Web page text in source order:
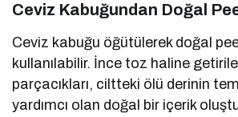
Ceviz Kabuğundan Doğal
Ceviz kabuğu öğütülerek doğal
kullanılabilir. İnce toz haline
parçacıkları, ciltteki ölü derinin
yardımcı olan doğal bir içerik